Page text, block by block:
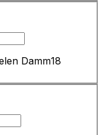
Damm18